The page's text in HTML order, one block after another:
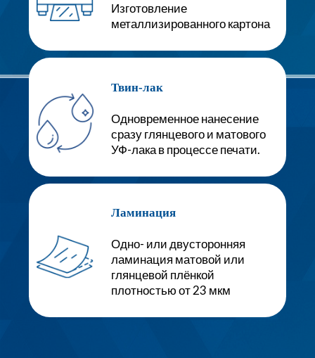
Изготовление
металлизированного картона
Твин-лак
Одновременное нанесение
сразу глянцевого и матового
УФ-лака в процессе печати.
Ламинация
Одно- или двусторонняя
ламинация матовой или
глянцевой плёнкой
плотностью от 23 мкм